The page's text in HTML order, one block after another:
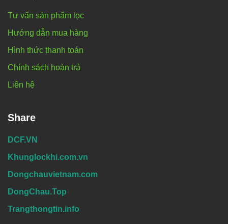
Tư vấn sản phẩm lọc
Hướng dẫn mua hàng
Hình thức thanh toán
Chính sách hoàn trả
Liên hệ
Share
DCF.VN
Khunglockhi.com.vn
Dongchauvietnam.com
DongChau.Top
Trangthongtin.info